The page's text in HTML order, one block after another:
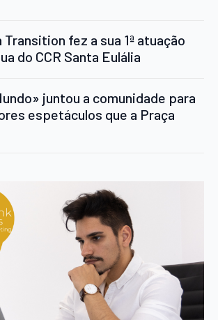
fez a sua 1ª atuação
do CCR Santa Eulália
juntou a comunidade para
espetáculos que a Praça